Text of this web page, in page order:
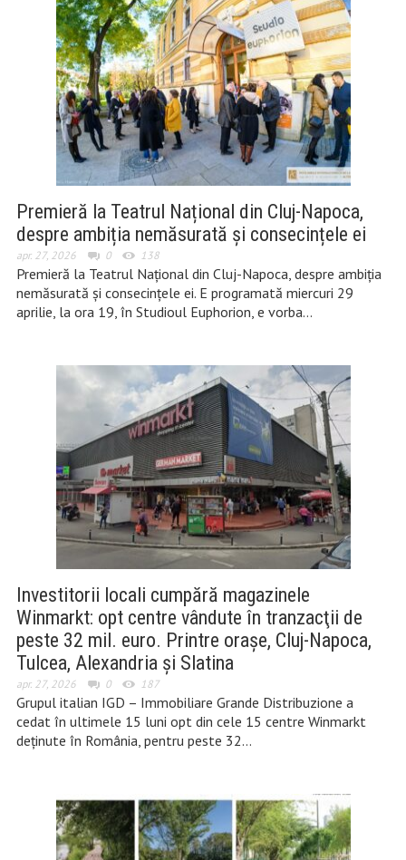
Premieră la Teatrul Național din Cluj-Napoca,
despre ambiția nemăsurată și consecințele ei
apr. 27, 2026 0 138
Premieră la Teatrul Național din Cluj-Napoca, despre ambiția
nemăsurată și consecințele ei. E programată miercuri 29
aprilie, la ora 19, în Studioul Euphorion, e vorba…
Investitorii locali cumpără magazinele
Winmarkt: opt centre vândute în tranzacţii de
peste 32 mil. euro. Printre oraşe, Cluj-Napoca,
Tulcea, Alexandria şi Slatina
apr. 27, 2026 0 187
Grupul italian IGD – Immobiliare Grande Distribuzione a
cedat în ultimele 15 luni opt din cele 15 centre Winmarkt
deţinute în România, pentru peste 32…